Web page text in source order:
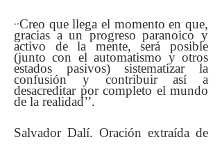
‘’Creo que llega el momento en que,
gracias a un progreso paranoico y
activo de la mente, será posible
(junto con el automatismo y otros
estados pasivos) sistematizar la
confusión y contribuir así a
desacreditar por completo el mundo
de la realidad’’.
Salvador Dalí. Oración extraída de